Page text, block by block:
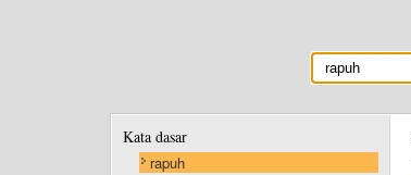
Kata dasar
rapuh